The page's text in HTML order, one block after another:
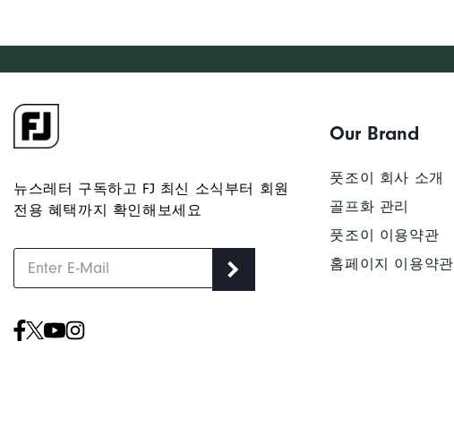
뉴스레터 구독하고 FJ 최신 소식부터 회원
전용 혜택까지 확인해보세요
Our Brand
풋조이 회사 소개
골프화 관리
풋조이 이용약관
홈페이지 이용약관